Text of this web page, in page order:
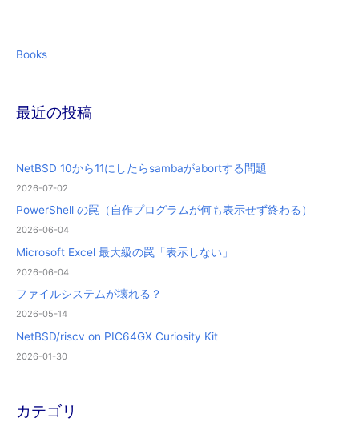
Books
最近の投稿
NetBSD 10から11にしたらsambaがabortする問題
2026-07-02
PowerShell の罠（自作プログラムが何も表示せず終わる）
2026-06-04
Microsoft Excel 最大級の罠「表示しない」
2026-06-04
ファイルシステムが壊れる？
2026-05-14
NetBSD/riscv on PIC64GX Curiosity Kit
2026-01-30
カテゴリ